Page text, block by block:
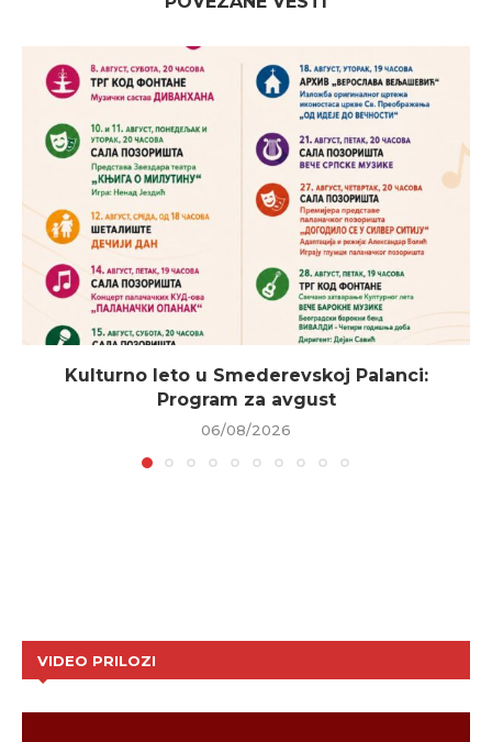
Kulturno leto u Smederevskoj Palanci:
Program za avgust
06/08/2026
VIDEO PRILOZI